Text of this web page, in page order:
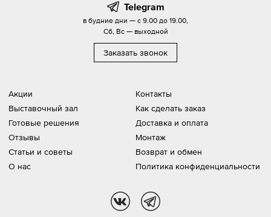
Акции
Выставочный зал
Готовые решения
Отзывы
Статьи и советы
О нас
Контакты
Как сделать заказ
Доставка и оплата
Монтаж
Возврат и обмен
Политика конфиденциальности
Telegram
в будние дни — с 9.00 до 19.00,
Сб, Вс — выходной
Заказать звонок